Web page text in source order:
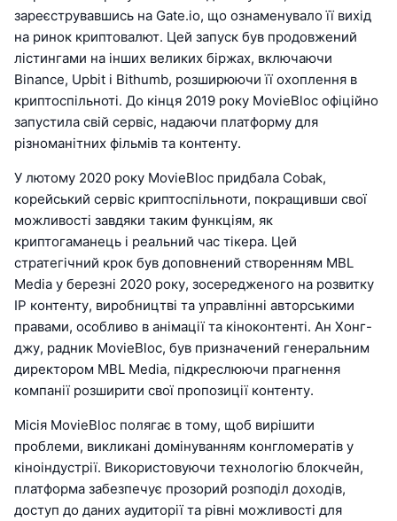
зареєструвавшись на Gate.io, що ознаменувало її вихід
на ринок криптовалют. Цей запуск був продовжений
лістингами на інших великих біржах, включаючи
Binance, Upbit і Bithumb, розширюючи її охоплення в
криптоспільноті. До кінця 2019 року MovieBloc офіційно
запустила свій сервіс, надаючи платформу для
різноманітних фільмів та контенту.
У лютому 2020 року MovieBloc придбала Cobak,
корейський сервіс криптоспільноти, покращивши свої
можливості завдяки таким функціям, як
криптогаманець і реальний час тікера. Цей
стратегічний крок був доповнений створенням MBL
Media у березні 2020 року, зосередженого на розвитку
IP контенту, виробництві та управлінні авторськими
правами, особливо в анімації та кіноконтенті. Ан Хонг-
джу, радник MovieBloc, був призначений генеральним
директором MBL Media, підкреслюючи прагнення
компанії розширити свої пропозиції контенту.
Місія MovieBloc полягає в тому, щоб вирішити
проблеми, викликані домінуванням конгломератів у
кіноіндустрії. Використовуючи технологію блокчейн,
платформа забезпечує прозорий розподіл доходів,
доступ до даних аудиторії та рівні можливості для